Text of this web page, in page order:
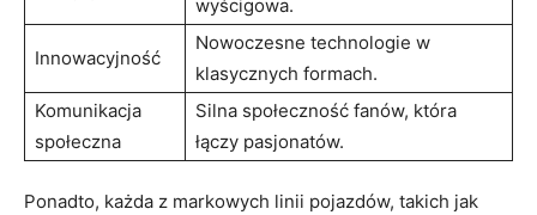
wyścigowa.
Innowacyjność
Nowoczesne technologie w
klasycznych formach.
Komunikacja
społeczna
Silna społeczność ‍fanów,‍ która
łączy pasjonatów.
Ponadto, każda‌ z markowych linii pojazdów, ⁣takich ‌jak